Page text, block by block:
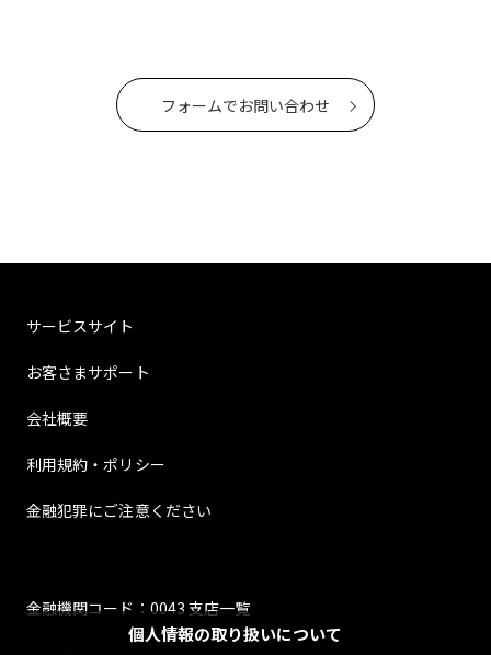
個人情報の取り扱いについて
フォームでお問い合わせ
サービスサイト
お客さまサポート
会社概要
利用規約・ポリシー
金融犯罪にご注意ください
金融機関コード：0043 支店一覧